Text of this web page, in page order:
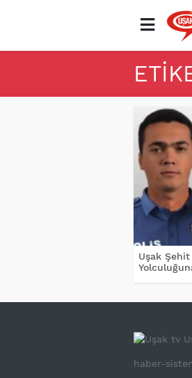
Uşak Şehit
haber-